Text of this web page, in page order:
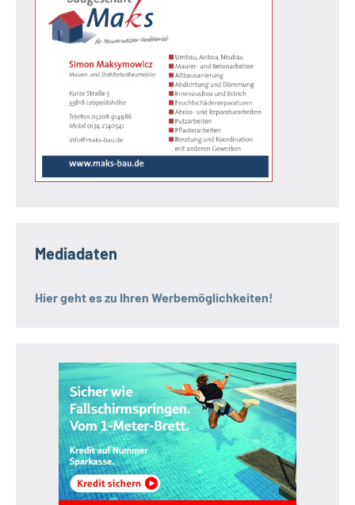
Mediadaten
Hier geht es zu Ihren Werbemöglichkeiten!